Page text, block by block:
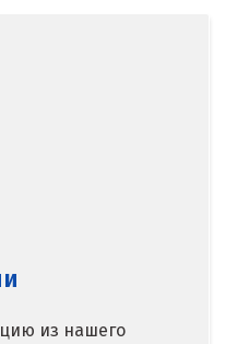
из нашего